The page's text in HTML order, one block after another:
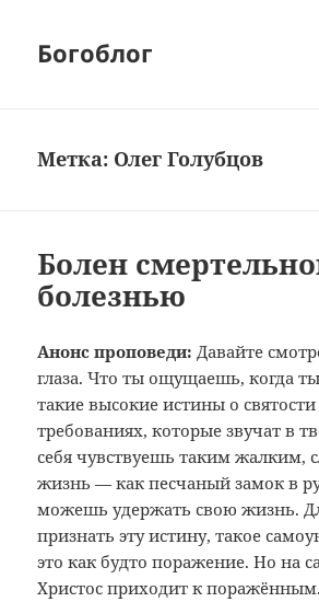
Богоблог
Метка: Олег Голубцов
Болен
болезнью
Анонс проповеди: Давайте
глаза. Что ты ощущаешь, когда
такие высокие истины о
требованиях, которые звучат в
себя чувствуешь таким жалким,
жизнь — как песчаный замок в
можешь удержать свою жизнь.
признать эту истину, такое
это как будто поражение. Но на
Христос приходит к